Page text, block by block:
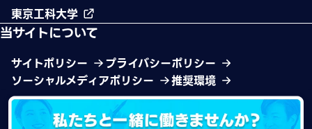
東京工科大学
当サイトについて
サイトポリシー
プライバシーポリシー
ソーシャルメディアポリシー
推奨環境